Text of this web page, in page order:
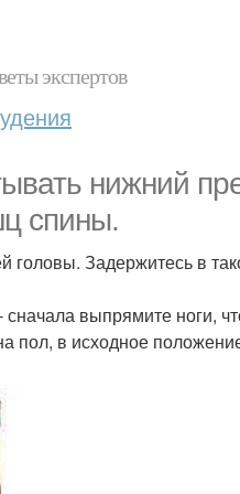
экспертов
нижний
спины.
Задержитесь в
выпрямите ноги,
пол, в исходное